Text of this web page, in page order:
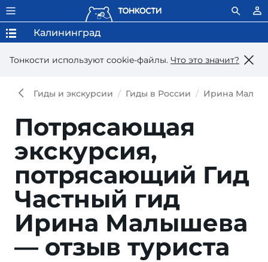
Тонкости используют сookie-файлы. Что это значит?
Калининград
Гиды и экскурсии Гиды в России Ирина
Потрясающая
экскурсия,
потрясающий Гид
Частный гид
Ирина Малышева
— отзыв туриста